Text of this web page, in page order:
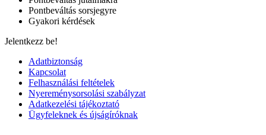
Pontbeváltás sorsjegyre
Gyakori kérdések
Jelentkezz be!
Adatbiztonság
Kapcsolat
Felhasználási feltételek
Nyereménysorsolási szabályzat
Adatkezelési tájékoztató
Ügyfeleknek és újságíróknak